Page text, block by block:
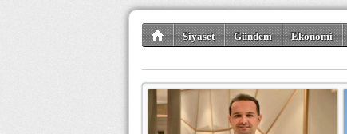
Siyaset Gündem Ekonomi